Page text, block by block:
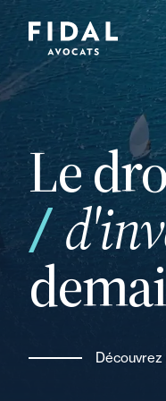
Aller
au
contenu
principalRechercher un mot
Le
vos